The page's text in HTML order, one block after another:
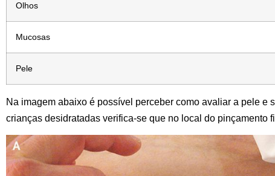
Olhos
Mucosas
Pele
Na imagem abaixo é possível perceber como avaliar a pele e
crianças desidratadas verifica-se que no local do pinçamento